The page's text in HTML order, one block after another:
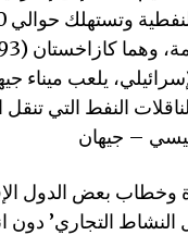
يلعب ميناء
النفط التي
وخطاب بعض الدول
التجاري’ دون